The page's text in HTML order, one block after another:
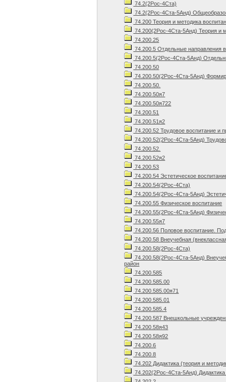
74.2(2Рос-4Ста)
74.2(2Рос-4Ста-5Анд)
74.200 Теория и методика
74.200(2Рос-4Ста-5Анд) Теория и
74.200.25
74.200.5 Отдельные направления
74.200.5(2Рос-4Ста-5Анд)
74.200.50
74.200.50(2Рос-4Ста-5Анд)
74.200.50.
74.200.50я7
74.200.50я722
74.200.51
74.200.51я2
74.200.52 Трудовое воспитание и
74.200.52(2Рос-4Ста-5Анд)
74.200.52.
74.200.52я2
74.200.53
74.200.54 Эстетическое
74.200.54(2Рос-4Ста)
74.200.54(2Рос-4Ста-5Анд)
74.200.55 Физическое воспитание
74.200.55(2Рос-4Ста-5Анд)
74.200.55я7
74.200.56 Половое воспитание.
74.200.58 Внеучебная
74.200.58(2Рос-4Ста)
74.200.58(2Рос-4Ста-5Анд)
район
74.200.585
74.200.585.00
74.200.585.00я71
74.200.585.01
74.200.585.4
74.200.587 Внешкольные
74.200.58я43
74.200.58я92
74.200.6
74.200.8
74.202 Дидактика (теория и
74.202(2Рос-4Ста-5Анд)